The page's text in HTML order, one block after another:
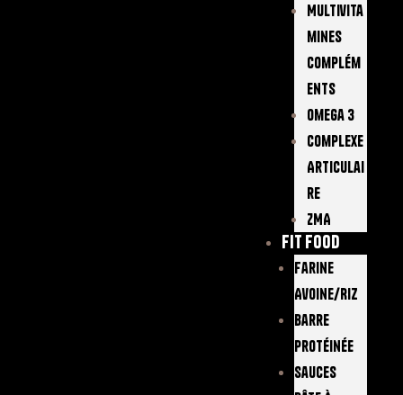
Multivita
Mines
Complém
Ents
Omega 3
Complexe
Articulai
Re
ZMA
FIT FOOD
Farine
Avoine/Riz
Barre
Protéinée
Sauces